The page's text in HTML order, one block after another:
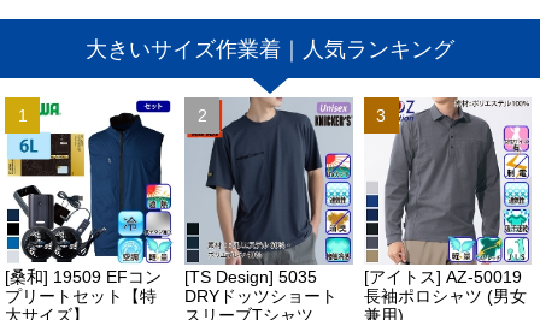
大きいサイズ作業着｜人気ランキング
[桑和] 19509 EFコン
プリートセット【特
大サイズ】
[TS Design] 5035
DRYドッツショート
スリーブTシャツ
[アイトス] AZ-50019
長袖ポロシャツ (男女
兼用)